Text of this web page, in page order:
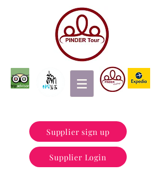
Supplier sign up
Supplier Login